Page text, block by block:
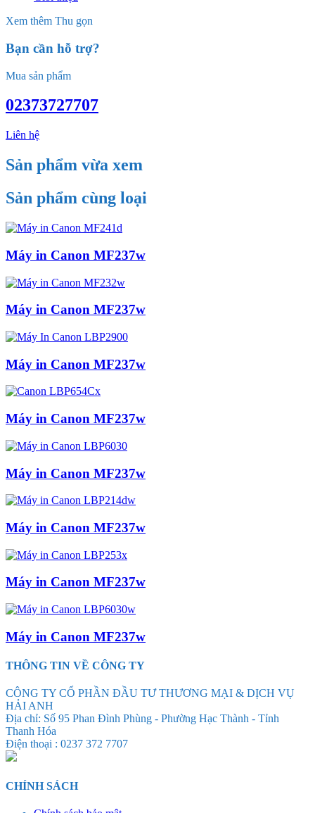
Xem thêm Thu gọn
Bạn cần hỗ trợ?
Mua sản phẩm
02373727707
Liên hệ
Sản phẩm vừa xem
Sản phẩm cùng loại
Máy in Canon MF237w
Máy in Canon MF237w
Máy in Canon MF237w
Máy in Canon MF237w
Máy in Canon MF237w
Máy in Canon MF237w
Máy in Canon MF237w
Máy in Canon MF237w
THÔNG TIN VỀ CÔNG TY
CÔNG TY CỔ PHẦN ĐẦU TƯ THƯƠNG MẠI & DỊCH VỤ
HẢI ANH
Địa chỉ: Số 95 Phan Đình Phùng - Phường Hạc Thành - Tỉnh
Thanh Hóa
Điện thoại : 0237 372 7707
CHÍNH SÁCH